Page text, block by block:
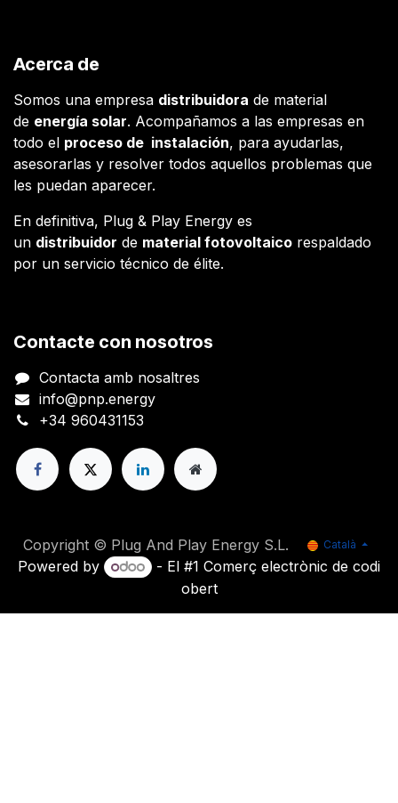
Acerca de
Somos una empresa distribuidora de material
de energía solar. Acompañamos a las empresas en
todo el proceso de instalación, para ayudarlas,
asesorarlas y resolver todos aquellos problemas que
les puedan aparecer.
En definitiva, Plug & Play Energy es
un distribuidor de material fotovoltaico respaldado
por un servicio técnico de élite.
Contacte con nosotros
Contacta amb nosaltres
info@pnp.energy
+34 960431153
Copyright © Plug And Play Energy S.L. Català
Powered by - El #1Comerç electrònic de codi
obert